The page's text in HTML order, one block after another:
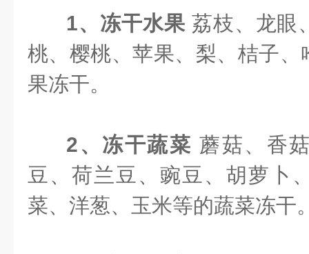
1、冻干水果 荔枝、龙眼
桃、樱桃、苹果、梨、桔子
果冻干。
2、冻干蔬菜蘑菇、香
豆、荷兰豆、豌豆、胡萝卜
菜、洋葱、玉米等的蔬菜冻干